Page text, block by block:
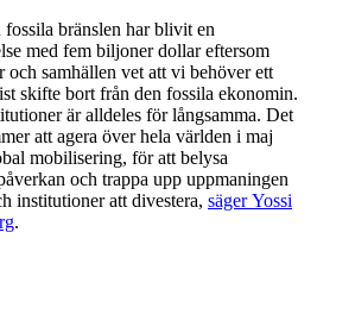
bränslen har blivit en
med fem biljoner dollar eftersom
och samhällen vet att vi behöver ett
skifte bort från den fossila ekonomin.
är alldeles för långsamma. Det
att agera över hela världen i maj
mobilisering, för att belysa
och trappa upp uppmaningen
institutioner att divestera, säger Yossi
.